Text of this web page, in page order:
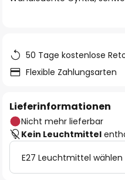
50 Tage kostenlose
Flexible Zahlungsarten
Lieferinformationen
Nicht mehr lieferbar
Kein Leuchtmittel
E27 Leuchtmittel wählen